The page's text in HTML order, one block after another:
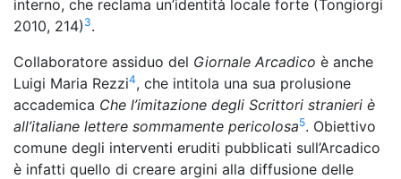
interno, che reclama un’identità locale forte (Tongiorgi
2010, 214) 3.
Collaboratore assiduo del Giornale Arcadico è anche
Luigi Maria Rezzi4, che intitola una sua prolusione
accademica Che l’imitazione degli Scrittori stranieri è
all’italiane lettere sommamente pericolosa5. Obiettivo
comune degli interventi eruditi pubblicati sull’Arcadico
è infatti quello di creare argini alla diffusione delle